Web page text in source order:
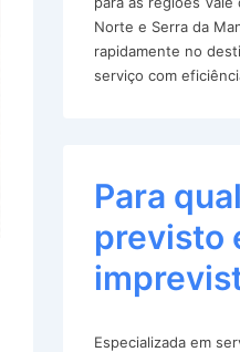
Norte e Serra da
rapidamente no
serviço com
Para
previsto
Especializada em